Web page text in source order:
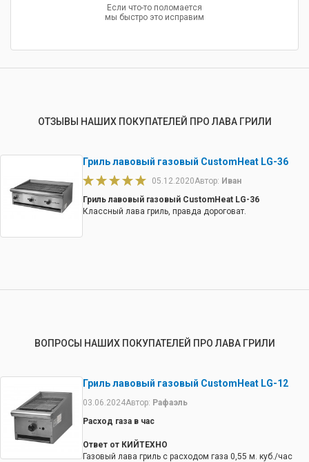
Если что-то поломается
мы быстро это исправим
ОТЗЫВЫ НАШИХ ПОКУПАТЕЛЕЙ ПРО ЛАВА ГРИЛИ
Гриль лавовый газовый CustomHeat LG-36
05.12.2020Автор: Иван
Гриль лавовый газовый CustomHeat LG-36
Классный лава гриль, правда дороговат.
ВОПРОСЫ НАШИХ ПОКУПАТЕЛЕЙ ПРО ЛАВА ГРИЛИ
Гриль лавовый газовый CustomHeat LG-12
03.06.2024Автор: Рафаэль
Расход газа в час
Ответ от КИЙТЕХНО
Газовый лава гриль с расходом газа 0,55 м. куб./час